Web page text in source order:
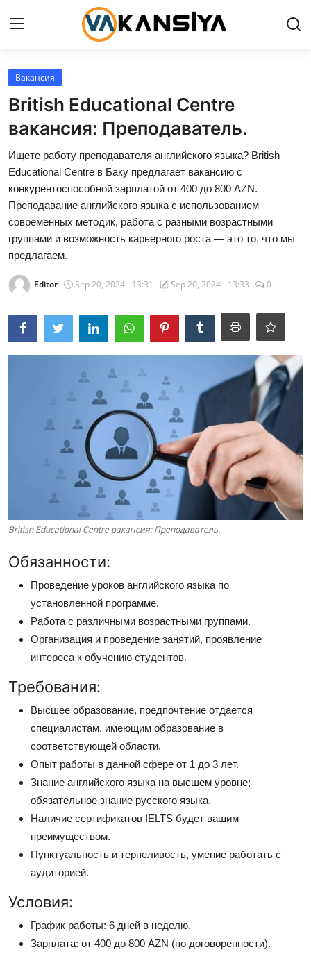
Login
Главная страница
Contact
RU
Вакансия
British Educational Centre
вакансия: Преподаватель.
Ищете работу преподавателя английского языка? British
Educational Centre в Баку предлагает вакансию с
конкурентоспособной зарплатой от 400 до 800 AZN.
Преподавание английского языка с использованием
современных методик, работа с разными возрастными
группами и возможность карьерного роста — это то, что мы
предлагаем.
Editor Sep 20, 2024 - 13:31 Sep 20, 2024 - 13:33 0
British Educational Centre вакансия: Преподаватель.
Обязанности:
Проведение уроков английского языка по
установленной программе.
Работа с различными возрастными группами.
Организация и проведение занятий, проявление
интереса к обучению студентов.
Требования:
Высшее образование, предпочтение отдается
специалистам, имеющим образование в
соответствующей области.
Опыт работы в данной сфере от 1 до 3 лет.
Знание английского языка на высшем уровне;
обязательное знание русского языка.
Наличие сертификатов IELTS будет вашим
преимуществом.
Пунктуальность и терпеливость, умение работать с
аудиторией.
Условия:
График работы: 6 дней в неделю.
Зарплата: от 400 до 800 AZN (по договоренности).